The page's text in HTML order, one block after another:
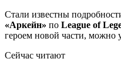
Стали известны
«Аркейн» по League of
героем новой части, можно
Сейчас читают